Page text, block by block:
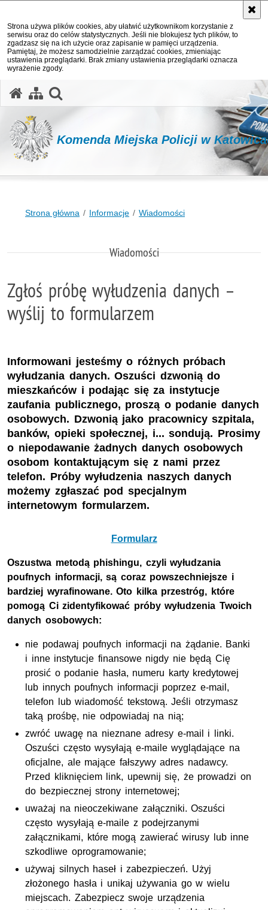
Strona używa plików cookies, aby ułatwić użytkownikom korzystanie z
serwisu oraz do celów statystycznych. Jeśli nie blokujesz tych plików, to
zgadzasz się na ich użycie oraz zapisanie w pamięci urządzenia.
Pamiętaj, że możesz samodzielnie zarządzać cookies, zmieniając
ustawienia przeglądarki. Brak zmiany ustawienia przeglądarki oznacza
wyrażenie zgody.
Komenda Miejska Policji w
Strona główna Informacje Wiadomości
Wiadomości
Zgłoś próbę wyłudzenia danych –
wyślij to formularzem
Informowani jesteśmy o różnych próbach
wyłudzania danych. Oszuści dzwonią do
mieszkańców i podając się za instytucje
zaufania publicznego, proszą o podanie danych
osobowych. Dzwonią jako pracownicy szpitala,
banków, opieki społecznej, i... sondują. Prosimy
o niepodawanie żadnych danych osobowych
osobom kontaktującym się z nami przez
telefon. Próby wyłudzenia naszych danych
możemy zgłaszać pod specjalnym
internetowym formularzem.
Formularz
Oszustwa metodą phishingu, czyli wyłudzania
poufnych informacji, są coraz powszechniejsze i
bardziej wyrafinowane. Oto kilka przestróg, które
pomogą Ci zidentyfikować próby wyłudzenia Twoich
danych osobowych:
nie podawaj poufnych informacji na żądanie. Banki
i inne instytucje finansowe nigdy nie będą Cię
prosić o podanie hasła, numeru karty kredytowej
lub innych poufnych informacji poprzez e-mail,
telefon lub wiadomość tekstową. Jeśli otrzymasz
taką prośbę, nie odpowiadaj na nią;
zwróć uwagę na nieznane adresy e-mail i linki.
Oszuści często wysyłają e-maile wyglądające na
oficjalne, ale mające fałszywy adres nadawcy.
Przed kliknięciem link, upewnij się, że prowadzi on
do bezpiecznej strony internetowej;
uważaj na nieoczekiwane załączniki. Oszuści
często wysyłają e-maile z podejrzanymi
załącznikami, które mogą zawierać wirusy lub inne
szkodliwe oprogramowanie;
używaj silnych haseł i zabezpieczeń. Użyj
złożonego hasła i unikaj używania go w wielu
miejscach. Zabezpiecz swoje urządzenia